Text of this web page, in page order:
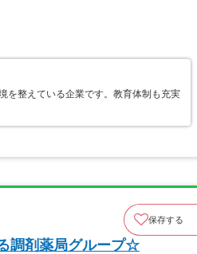
を整えている企業です。教育体制も充実
保存する
調剤薬局グループ☆